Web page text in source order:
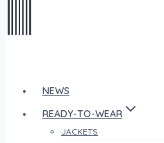
NEWS
READY-TO-WEAR
JACKETS